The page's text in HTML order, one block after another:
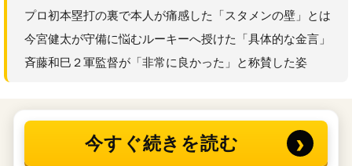
プロ初本塁打の裏で本人が痛感した「スタメンの壁」とは
今宮健太が守備に悩むルーキーへ授けた「具体的な金言」
斉藤和巳２軍監督が「非常に良かった」と称賛した姿